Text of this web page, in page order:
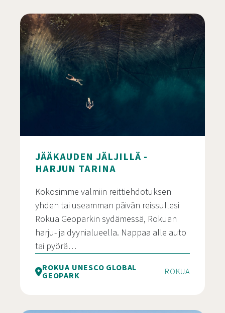
JÄÄKAUDEN JÄLJILLÄ -
HARJUN TARINA
Kokosimme valmiin reittiehdotuksen
yhden tai useamman päivän reissullesi
Rokua Geoparkin sydämessä, Rokuan
harju- ja dyynialueella. Nappaa alle auto
tai pyörä…
ROKUA UNESCO GLOBAL
GEOPARK ROKUA